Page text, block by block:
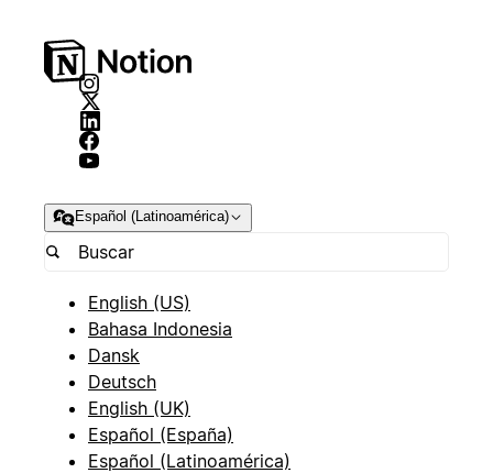
Español (Latinoamérica)
English (US)
Bahasa Indonesia
Dansk
Deutsch
English (UK)
Español (España)
Español (Latinoamérica)